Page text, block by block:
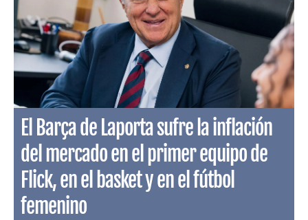
El Barça de Laporta sufre la inflación
del mercado en el primer equipo de
Flick, en el basket y en el fútbol
femenino